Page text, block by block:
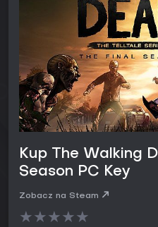
Kup The Walking
Season PC Key
Zobacz na Steam
★★★★★